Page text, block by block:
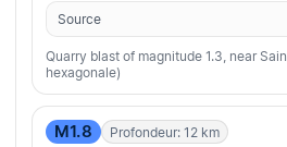
Source
Quarry blast of magnitude 1.3, near
hexagonale)
M1.8 Profondeur: 12 km